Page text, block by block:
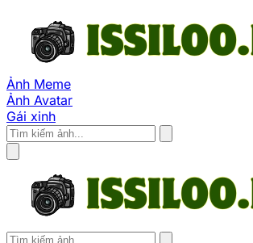
Ảnh Meme
Ảnh Avatar
Gái xinh